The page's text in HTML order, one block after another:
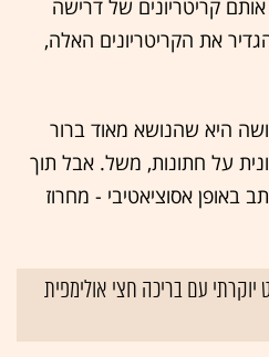
קריטריונים של דרישה
את הקריטריונים האלה,
היא שהנושא מאוד ברור
על חתונות, משל. אבל תוך
באופן אסוציאטיבי - מחרוז
יוקרתי עם בריכה חצי אולימפית